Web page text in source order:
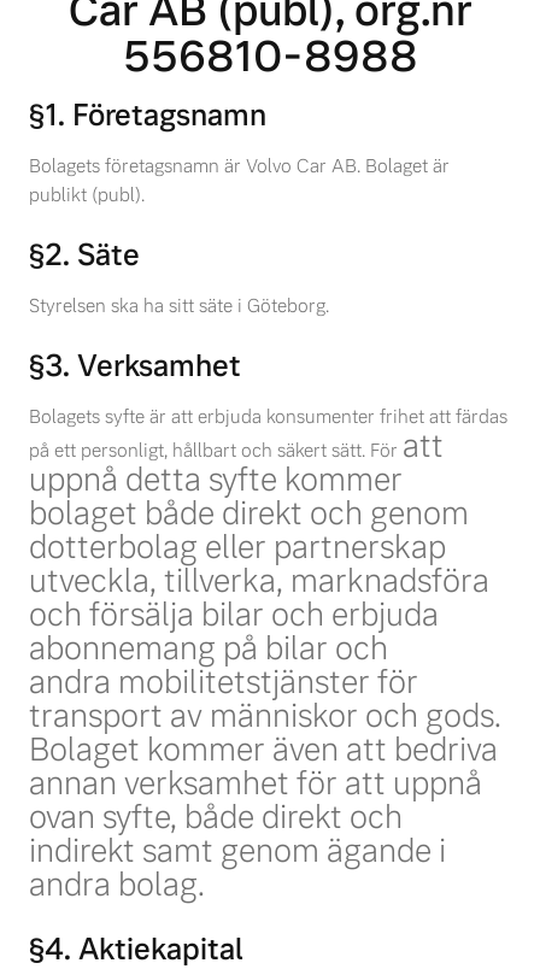
556810-8988
§1. Företagsnamn
Bolagets företagsnamn är Volvo Car AB. Bolaget är
publikt (publ).
§2. Säte
Styrelsen ska ha sitt säte i Göteborg.
§3. Verksamhet
Bolagets syfte är att erbjuda konsumenter frihet att färdas
på ett personligt, hållbart och säkert sätt. För att
uppnå detta syfte kommer
bolaget både direkt och genom
dotterbolag eller partnerskap
utveckla, tillverka, marknadsföra
och försälja bilar och erbjuda
abonnemang på bilar och
andra mobilitetstjänster för
transport av människor och gods.
Bolaget kommer även att bedriva
annan verksamhet för att uppnå
ovan syfte, både direkt och
indirekt samt genom ägande i
andra bolag.
§4. Aktiekapital